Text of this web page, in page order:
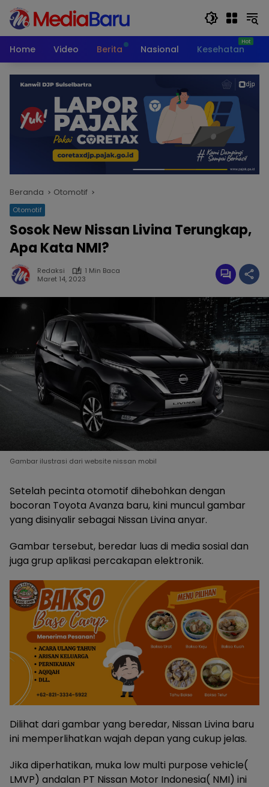
Langsung
konten
Home
Video Berita Nasional Kesehatan
Beranda Otomotif
Otomotif
Sosok New Nissan Livina Terungkap,
Apa Kata NMI?
Redaksi
1 Min Baca
Maret 14, 2023
Gambar ilustrasi dari website nissan mobil
Setelah pecinta otomotif dihebohkan dengan
bocoran Toyota Avanza baru, kini muncul gambar
yang disinyalir sebagai Nissan Livina anyar.
Gambar tersebut, beredar luas di media sosial dan
juga grup aplikasi percakapan elektronik.
Dilihat dari gambar yang beredar, Nissan Livina baru
ini memperlihatkan wajah depan yang cukup jelas.
Jika diperhatikan, muka low multi purpose vehicle(
LMVP) andalan PT Nissan Motor Indonesia( NMI) ini